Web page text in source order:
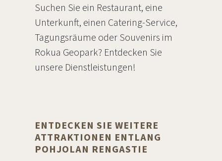
Suchen Sie ein Restaurant, eine
Unterkunft, einen Catering-Service,
Tagungsräume oder Souvenirs im
Rokua Geopark? Entdecken Sie
unsere Dienstleistungen!
ENTDECKEN SIE WEITERE
ATTRAKTIONEN ENTLANG
POHJOLAN RENGASTIE